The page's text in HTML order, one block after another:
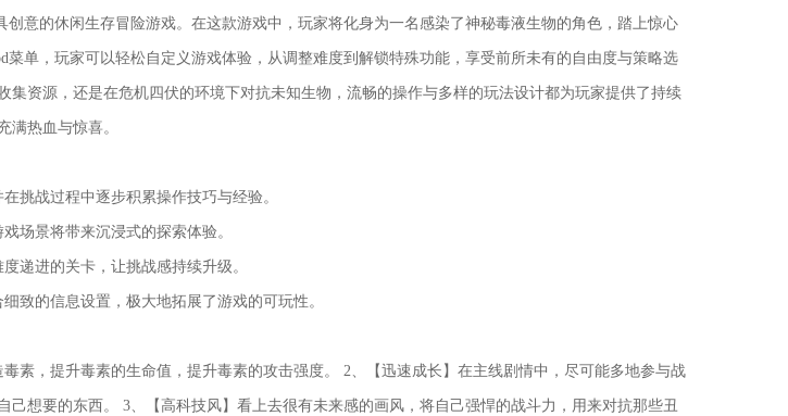
创意的休闲生存冒险游戏。在这款游戏中，玩家将化身为一名感染了神秘毒液生物的角色，踏上惊心
菜单，玩家可以轻松自定义游戏体验，从调整难度到解锁特殊功能，享受前所未有的自由度与策略选
集资源，还是在危机四伏的环境下对抗未知生物，流畅的操作与多样的玩法设计都为玩家提供了持续
满热血与惊喜。
挑战过程中逐步积累操作技巧与经验。
场景将带来沉浸式的探索体验。
递进的关卡，让挑战感持续升级。
致的信息设置，极大地拓展了游戏的可玩性。
素，提升毒素的生命值，提升毒素的攻击强度。 2、【迅速成长】在主线剧情中，尽可能多地参与战
己想要的东西。 3、【高科技风】看上去很有未来感的画风，将自己强悍的战斗力，用来对抗那些丑